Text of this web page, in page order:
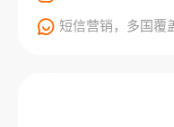
短信营销，多国覆